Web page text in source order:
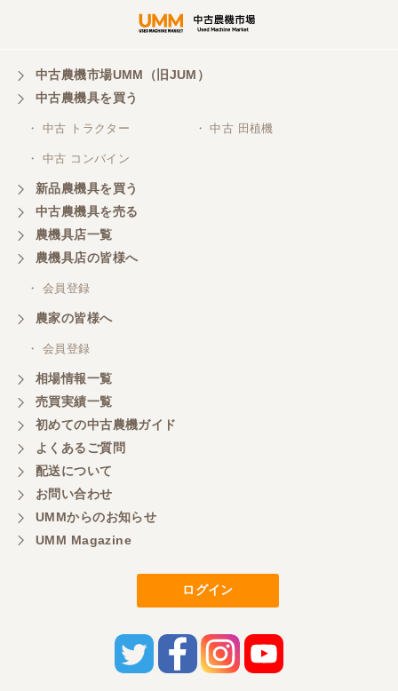
株式会社トミタモータース
三重県／株式会社 ケイ・エス・エンタープライズ
中古農機市場UMM（旧JUM）
中古農機具を買う
・ 中古 トラクター ・ 中古 田植機
・ 中古 コンバイン
新品農機具を買う
中古農機具を売る
農機具店一覧
農機具店の皆様へ
・ 会員登録
農家の皆様へ
・ 会員登録
相場情報一覧
売買実績一覧
初めての中古農機ガイド
よくあるご質問
配送について
お問い合わせ
UMMからのお知らせ
UMM Magazine
ログイン